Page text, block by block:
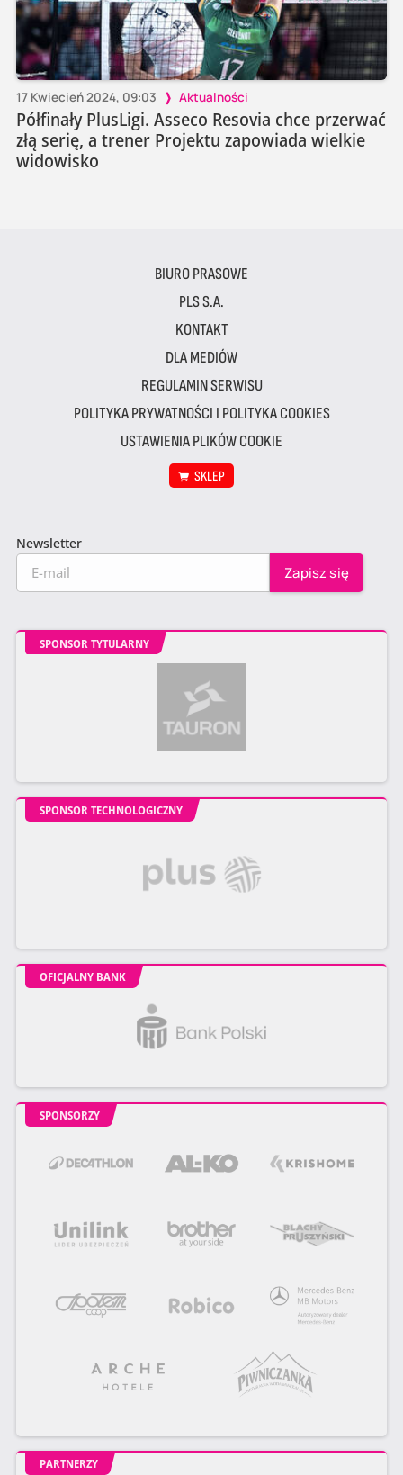
17 Kwiecień 2024, 09:03 Aktualności
Półfinały PlusLigi. Asseco Resovia chce przerwać
złą serię, a trener Projektu zapowiada wielkie
widowisko
BIURO PRASOWE
PLS S.A.
KONTAKT
DLA MEDIÓW
REGULAMIN SERWISU
POLITYKA PRYWATNOŚCI I POLITYKA COOKIES
USTAWIENIA PLIKÓW COOKIE
SKLEP
Newsletter
SPONSOR TYTULARNY
SPONSOR TECHNOLOGICZNY
OFICJALNY BANK
SPONSORZY
PARTNERZY